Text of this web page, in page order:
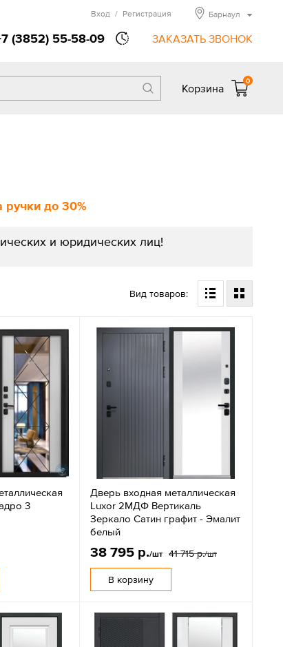
(3852) 55-58-09 ЗАКАЗАТЬ ЗВОНОК
Вход / Регистрация Барнаул
Корзина
0
ручки до 30%
и юридических лиц!
Вид товаров:
3
Дверь входная металлическая
Luxor 2МДФ Вертикаль
Зеркало Сатин графит - Эмалит
белый
38 795 р./шт 41 715 р./шт
В корзину